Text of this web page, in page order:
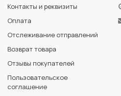
Контакты и реквизиты
Оплата
Отслеживание отправлений
Возврат товара
Отзывы покупателей
Пользовательское
соглашение